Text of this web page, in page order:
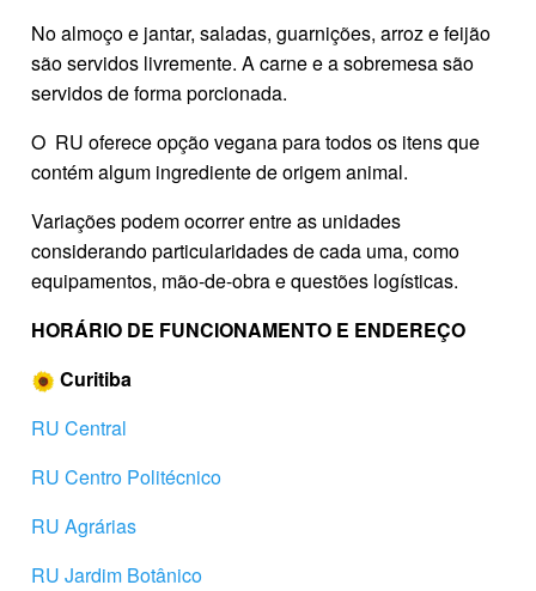
No almoço e jantar, saladas, guarnições, arroz e feijão
são servidos livremente. A carne e a sobremesa são
servidos de forma porcionada.
O RU oferece opção vegana para todos os itens que
contém algum ingrediente de origem animal.
Variações podem ocorrer entre as unidades
considerando particularidades de cada uma, como
equipamentos, mão-de-obra e questões logísticas.
HORÁRIO DE FUNCIONAMENTO E ENDEREÇO
Curitiba
RU Central
RU Centro Politécnico
RU Agrárias
RU Jardim Botânico